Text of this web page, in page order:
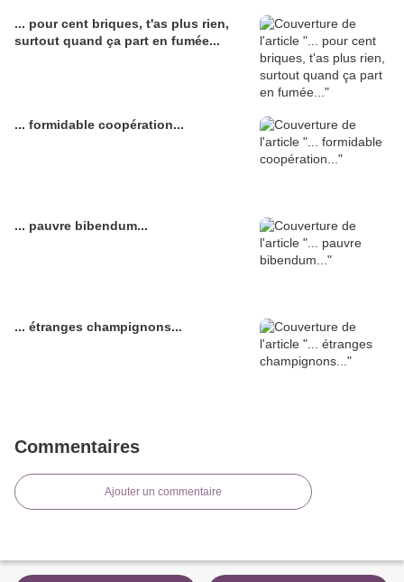
... pour cent briques, t'as plus rien,
surtout quand ça part en fumée...
... formidable coopération...
... pauvre bibendum...
... étranges champignons...
Commentaires
Ajouter un commentaire